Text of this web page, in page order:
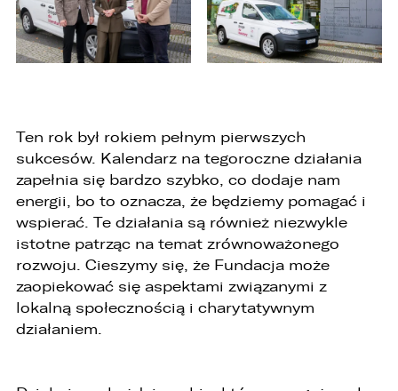
Ten rok był rokiem pełnym pierwszych
sukcesów. Kalendarz na tegoroczne działania
zapełnia się bardzo szybko, co dodaje nam
energii, bo to oznacza, że będziemy pomagać i
wspierać. Te działania są również niezwykle
istotne patrząc na temat zrównoważonego
rozwoju. Cieszymy się, że Fundacja może
zaopiekować się aspektami związanymi z
lokalną społecznością i charytatywnym
działaniem.